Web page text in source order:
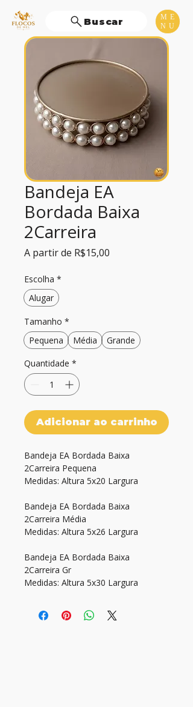
ME
NU
Buscar
Bandeja EA
Bordada Baixa
2Carreira
A partir de R$15,00
Escolha *
Alugar
Tamanho *
Pequena
Média
Grande
Quantidade *
Adicionar ao carrinho
Bandeja EA Bordada Baixa
2Carreira Pequena
Medidas: Altura 5x20 Largura
Bandeja EA Bordada Baixa
2Carreira Média
Medidas: Altura 5x26 Largura
Bandeja EA Bordada Baixa
2Carreira Gr
Medidas: Altura 5x30 Largura